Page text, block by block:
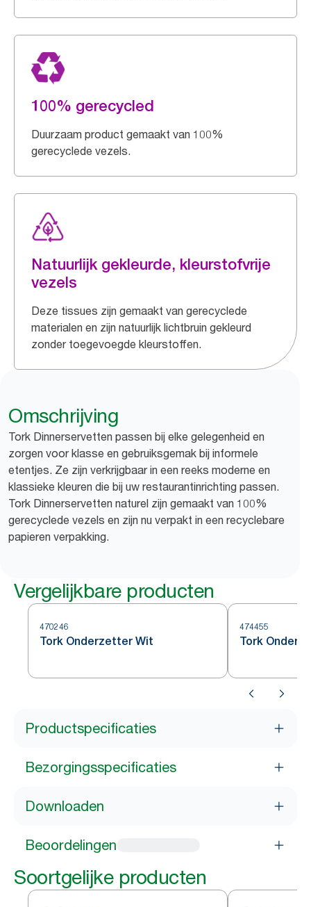
100% gerecycled
Duurzaam product gemaakt van 100%
gerecyclede vezels.
Natuurlijk gekleurde, kleurstofvrije
vezels
Deze tissues zijn gemaakt van gerecyclede
materialen en zijn natuurlijk lichtbruin gekleurd
zonder toegevoegde kleurstoffen.
Omschrijving
Tork Dinnerservetten passen bij elke gelegenheid en
zorgen voor klasse en gebruiksgemak bij informele
etentjes. Ze zijn verkrijgbaar in een reeks moderne en
klassieke kleuren die bij uw restaurantinrichting passen.
Tork Dinnerservetten naturel zijn gemaakt van 100%
gerecyclede vezels en zijn nu verpakt in een recyclebare
papieren verpakking.
Vergelijkbare producten
470246
Tork Onderzetter Wit
474455
Tork
Productspecificaties
Bezorgingsspecificaties
Downloaden
Beoordelingen
Soortgelijke producten